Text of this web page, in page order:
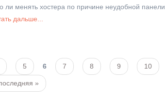
менять хостера по причине неудобной панели
дальше...
5 6 7 8 9 10
»